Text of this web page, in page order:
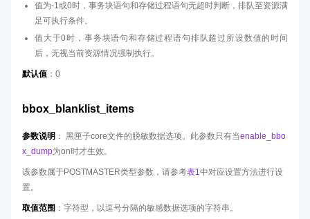
值为-1或0时，事务块语句和存储过程语句无超时判断，排队至资源满
足可执行条件。
值大于0时，事务块语句和存储过程语句排队超过所设数值的时间
后，无视当前资源情况强制执行。
默认值 ：0
bbox_blanklist_items
参数说明 ： 黑匣子core文件的脱敏数据选项。此参数只有当enable_bbo
x_dump为on时才生效。
该参数属于POSTMASTER类型参数，请参考表1中对应设置方法进行设
置。
取值范围 ：字符型，以逗号分隔的敏感数据选项的字符串。